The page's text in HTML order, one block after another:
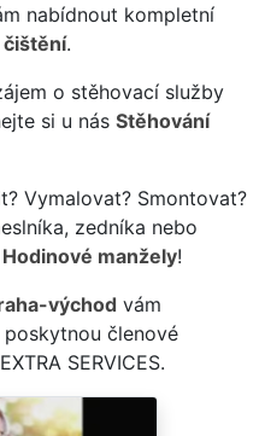
nabídnout kompletní
čištění.
o stěhovací služby
si u nás Stěhování
Vymalovat? Smontovat?
zedníka nebo
Hodinové manžely!
východ vám
členové
SERVICES.